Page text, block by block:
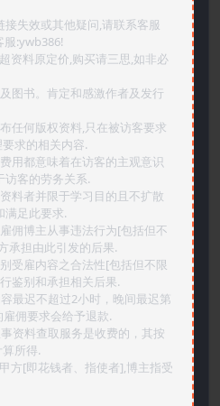
失效或其他疑问,请联系客服
服:ywb386!
资料原定价,购买请三思,如非必
图书。肯定和感激作者及发行
任何版权资料,只在被访客要求
求的相关内容.
用都意味着在访客的主观意识
访客的劳务关系.
料者并限于学习目的且不扩散
满足此要求.
佣博主从事违法行为[包括但不
承担由此引发的后果.
受雇内容之合法性[包括但不限
鉴别和承担相关后果.
最迟不超过2小时，晚间最迟第
佣要求会给予退款.
资料查取服务是收费的，其按
所得.
方[即花钱者、指使者],博主指受